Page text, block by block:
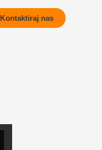
Kontaktiraj nas